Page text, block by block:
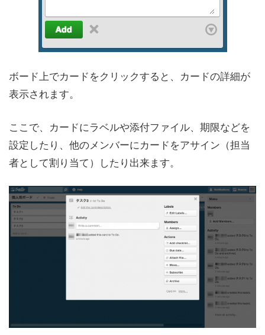
ボード上でカードをクリックすると、カードの詳細が
表示されます。
ここで、カードにラベルや添付ファイル、期限などを
設定したり、他のメンバーにカードをアサイン（担当
者として割り当て）したり出来ます。